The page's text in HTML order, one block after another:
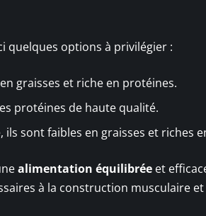
quelques options à privilégier :
graisses et riche en protéines.
protéines de haute qualité.
ils sont faibles en graisses et riches
alimentation équilibrée et
à la construction musculaire